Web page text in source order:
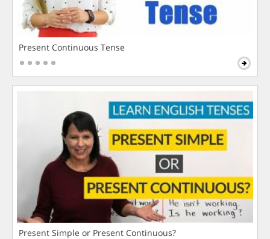
Present Continuous Tense
Present Simple or Present Continuous?